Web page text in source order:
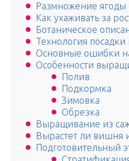
Размножение
Как ухаживать за
Ботаническое
Технология
Основные ошибки
Особенности
Полив
Подкормка
Зимовка
Обрезка
Выращивание из
Вырастет ли вишня
Подготовительный